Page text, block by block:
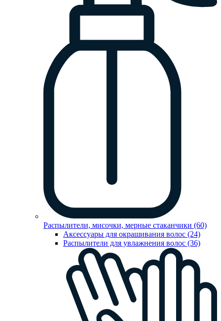
Распылители, мисочки, мерные стаканчики (60)
Аксессуары для окрашивания волос (24)
Распылители для увлажнения волос (36)